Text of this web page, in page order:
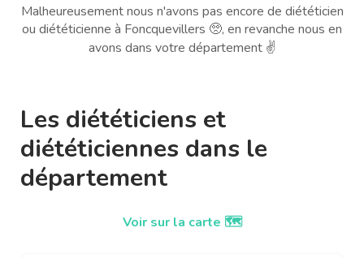
Malheureusement nous n'avons pas encore de diététicien
ou diététicienne à Foncquevillers 🥺, en revanche nous en
avons dans votre département ✌️
Les diététiciens et
diététiciennes dans le
département
Voir sur la carte 🗺️